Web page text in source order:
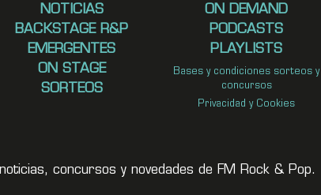
NOTICIAS
BACKSTAGE R&P
EMERGENTES
ON STAGE
SORTEOS
ON DEMAND
PODCASTS
PLAYLISTS
Bases y condiciones sorteos y
concursos
Privacidad y Cookies
concursos y novedades de FM Rock & Pop.